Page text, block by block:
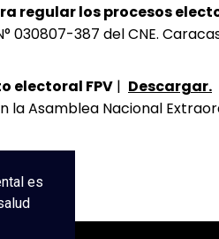
regular los procesos
030807-387 del CNE.
electoral FPV | Descargar.
la Asamblea Nacional
es